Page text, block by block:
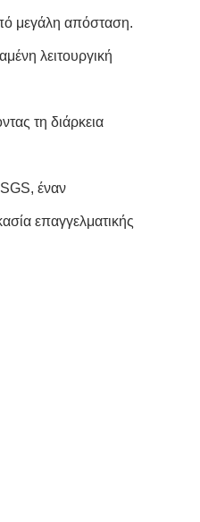
μεγάλη απόσταση.
λειτουργική
τη διάρκεια
έναν
επαγγελματικής